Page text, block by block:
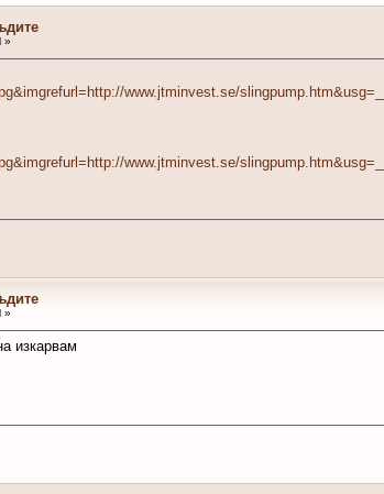
»
www.jtminvest.se/
www.jtminvest.se/
»
изкарвам